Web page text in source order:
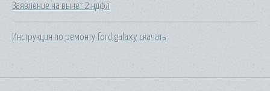
Заявление на вычет 2 ндфл
Инструкция по ремонту ford galaxy скачать